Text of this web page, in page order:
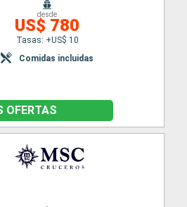
desde
US$ 780
Tasas: +US$ 10
Comidas incluidas
OFERTAS